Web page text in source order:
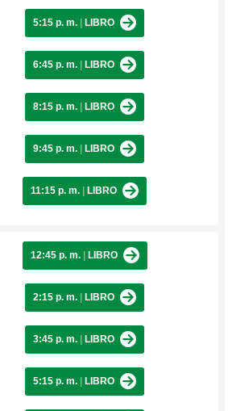
5:15 p. m. LIBRO
6:45 p. m. LIBRO
8:15 p. m. LIBRO
9:45 p. m. LIBRO
11:15 p. m. LIBRO
12:45 p. m. LIBRO
2:15 p. m. LIBRO
3:45 p. m. LIBRO
5:15 p. m. LIBRO